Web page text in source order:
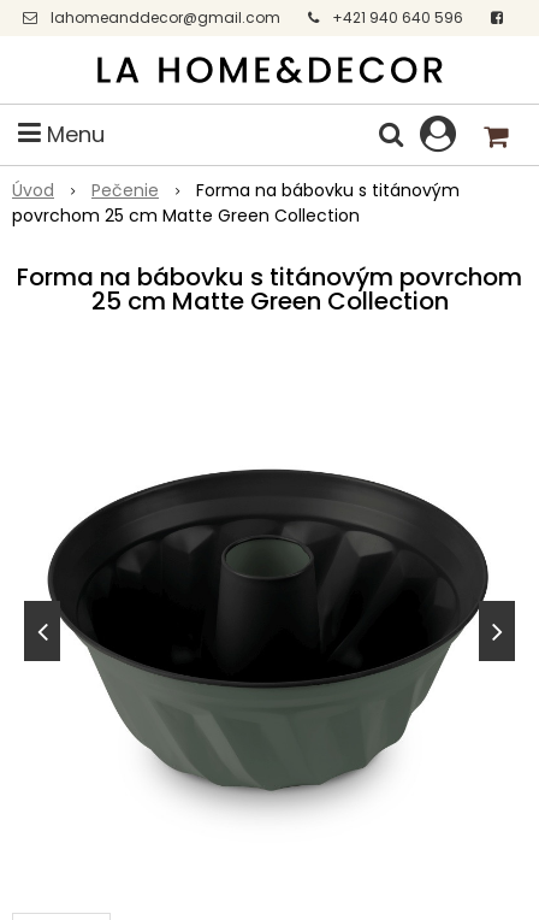
lahomeanddecor@gmail.com
+421 940 640 596
Facebook
Menu
Úvod Pečenie
Forma na bábovku s titánovým
povrchom 25 cm Matte Green Collection
Forma na bábovku s titánovým povrchom
25 cm Matte Green Collection